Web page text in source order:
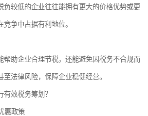
负较低的企业往往能拥有更大的价格优势或更
争中占据有利地位。
帮助企业合理节税，还能避免因税务不合规而
法律风险，保障企业稳健经营。
效税务筹划？
惠政策